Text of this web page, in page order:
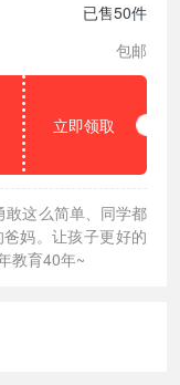
已售50件
包邮
立即领取
敢这么简单、同学都
妈。让孩子更好的
教育40年~